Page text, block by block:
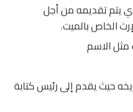
يتم تقديمه من أجل
الخاص بالميت.
مثل الاسم
حيث يقدم إلى رئيس كتابة